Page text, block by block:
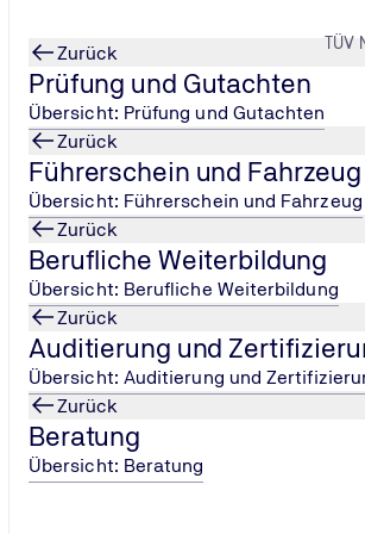
TÜV
Zurück
Prüfung und Gutachten
Übersicht: Prüfung und Gutachten
Zurück
Führerschein und Fahrzeug
Übersicht: Führerschein und Fahrzeug
Zurück
Berufliche Weiterbildung
Übersicht: Berufliche Weiterbildung
Zurück
Auditierung und
Übersicht: Auditierung und
Zurück
Beratung
Übersicht: Beratung